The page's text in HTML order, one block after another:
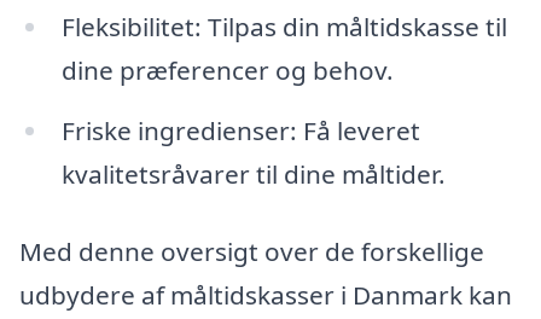
Fleksibilitet: Tilpas din måltidskasse til
dine præferencer og behov.
Friske ingredienser: Få leveret
kvalitetsråvarer til dine måltider.
Med denne oversigt over de forskellige
udbydere af måltidskasser i Danmark kan